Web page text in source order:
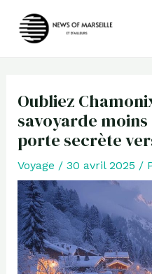
Oubliez
savoyarde
porte secrète
Voyage / 30 avril 2025 /